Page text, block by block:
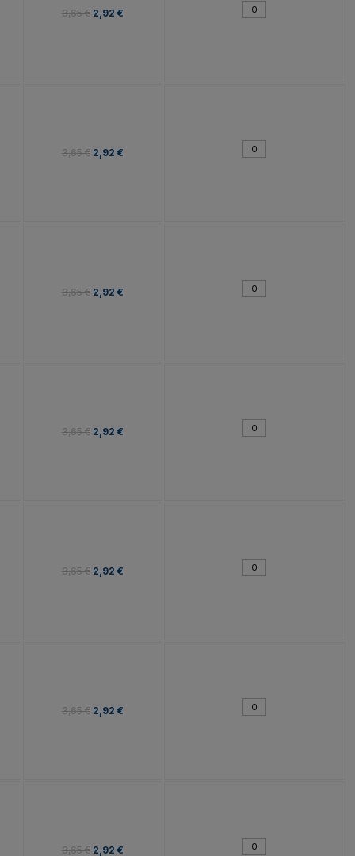
3,65 € 2,92 €
3,65 € 2,92 €
3,65 € 2,92 €
3,65 € 2,92 €
3,65 € 2,92 €
3,65 € 2,92 €
3,65 € 2,92 €